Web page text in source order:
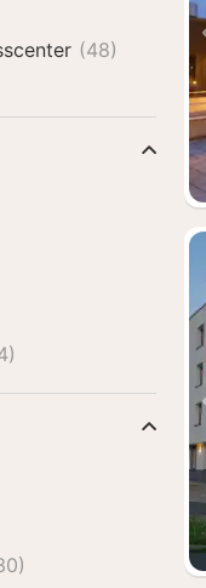
(48)